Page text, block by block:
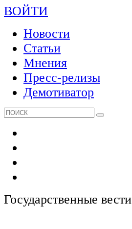
ВОЙТИ
Новости
Статьи
Мнения
Пресс-релизы
Демотиватор
Государственные вести